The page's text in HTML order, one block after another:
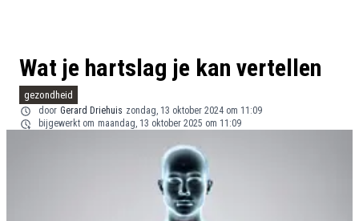
Wat je hartslag je kan vertellen
gezondheid
door Gerard Driehuis zondag, 13 oktober 2024 om 11:09
bijgewerkt om maandag, 13 oktober 2025 om 11:09